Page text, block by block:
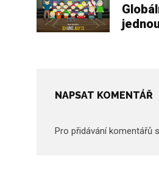
NAPSAT KOMENTÁŘ
Pro přidávání komentářů